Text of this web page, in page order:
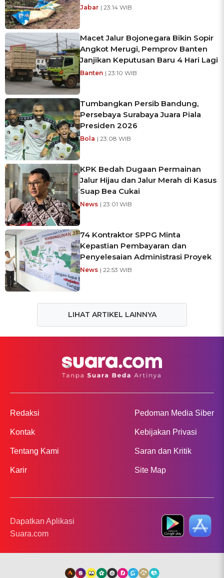
Jabar | 23:14 WIB
Macet Jalur Bojonegara Bikin Sopir
Angkot Merugi, Pemprov Banten
Janjikan Keputusan Baru 4 Hari Lagi
Banten | 23:10 WIB
Tumbangkan Persib Bandung,
Persebaya Surabaya Juara Piala
Presiden 2026
Bola | 23:08 WIB
KPK Bedah Dugaan Permainan
Jalur Hijau dan Jalur Merah di Kasus
Suap Bea Cukai
News | 23:01 WIB
74 Kontraktor SPPG Minta
Kepastian Pembayaran dan
Penyelesaian Administrasi Proyek
News | 22:53 WIB
LIHAT ARTIKEL LAINNYA
Redaksi
Kontak
Tentang Kami
Karir
Pedoman Media Siber
Kebijakan Privasi
Saran dan Kritik
Site Map
Dapatkan Aplikasi
Suara.com